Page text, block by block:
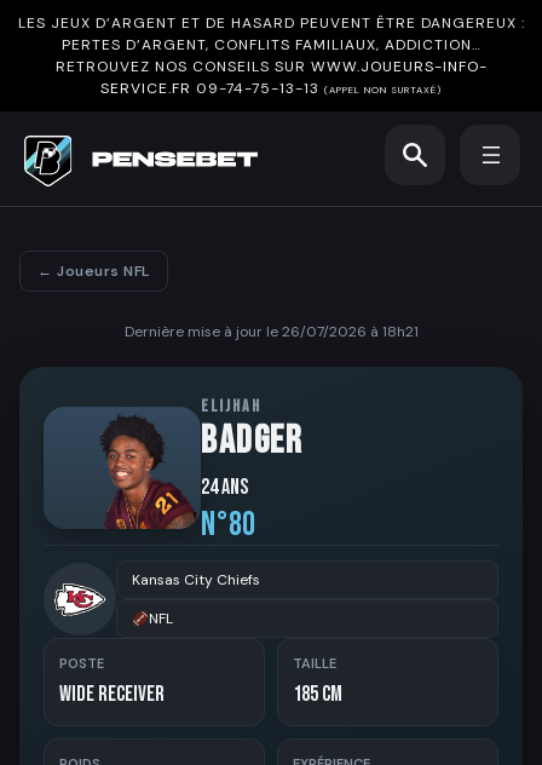
LES JEUX D’ARGENT ET DE HASARD PEUVENT ÊTRE DANGEREUX :
PERTES D’ARGENT, CONFLITS FAMILIAUX, ADDICTION…
RETROUVEZ NOS CONSEILS SUR WWW.JOUEURS-INFO-
SERVICE.FR 09-74-75-13-13 (APPEL NON SURTAXÉ)
← Joueurs NFL
Dernière mise à jour le 26/07/2026 à 18h21
ELIJHAH
BADGER
24 ans
N°80
Kansas City Chiefs
NFL
POSTE
Wide Receiver
TAILLE
185 cm